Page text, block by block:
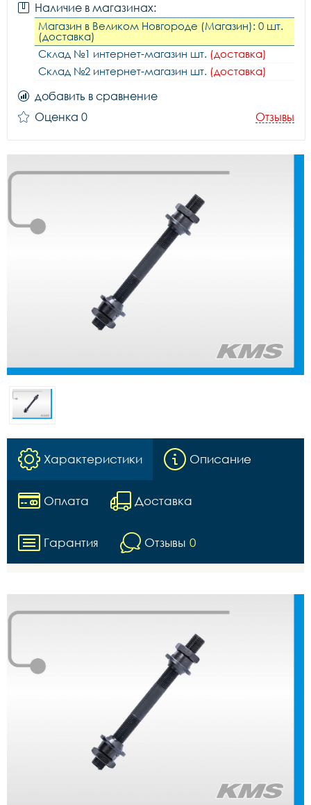
Наличие в магазинах:
Магазин в Великом Новгороде (Магазин): 0 шт.
(доставка)
Склад №1 интернет-магазин шт. (доставка)
Склад №2 интернет-магазин шт. (доставка)
добавить в сравнение
Оценка 0
Отзывы
Характеристики Описание
Оплата Доставка
Гарантия Отзывы 0